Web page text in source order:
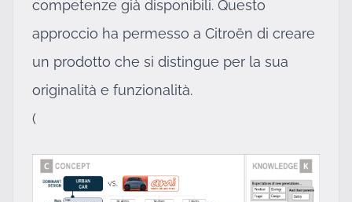
competenze già disponibili. Questo
approccio ha permesso a Citroën di creare
un prodotto che si distingue per la sua
originalità e funzionalità.
(